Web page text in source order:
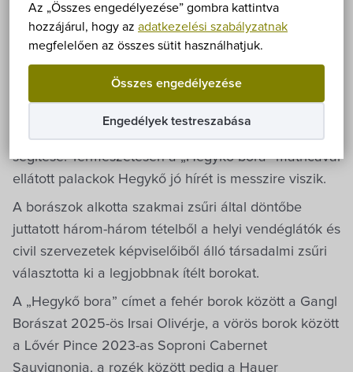
Az „Összes engedélyezése” gombra kattintva
hozzájárul, hogy az adatkezelési szabályzatnak
megfelelően az összes sütit használhatjuk.
Összes engedélyezése
Engedélyek testreszabása
Hegykő történelme
Önkormányzat
Hírek
Képviselő-testület
Választási információk
Egyesületek, alapítványok
Május 21-én került megrendezésre az idei
borválasztás a Tornácos Lifestyle Hotelben. A
soproni borászok 37 tételt neveztek az immár több,
mint két évtizede megrendezésre kerülő
borversenyre, melynek célja a térség helyi
segítése. Természetesen a „Hegykő bora” matricával
ellátott palackok Hegykő jó hírét is messzire viszik.
A borászok alkotta szakmai zsűri által döntőbe
juttatott három-három tételből a helyi vendéglátók és
civil szervezetek képviselőiből álló társadalmi zsűri
választotta ki a legjobbnak ítélt borokat.
A „Hegykő bora” címet a fehér borok között a Gangl
Borászat 2025-ös Irsai Olivérje, a vörös borok között
a Lővér Pince 2023-as Soproni Cabernet
Sauvignonja, a rozék között pedig a Hauer